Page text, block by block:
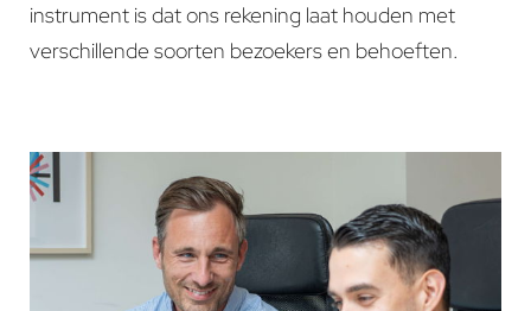
instrument is dat ons rekening laat houden met
verschillende soorten bezoekers en behoeften.